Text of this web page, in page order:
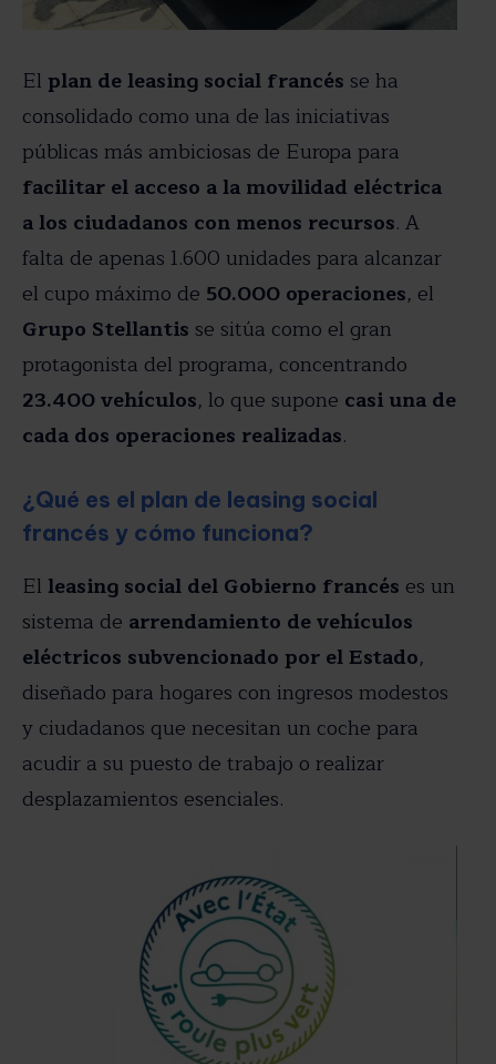
El plan de leasing social francés se ha
consolidado como una de las iniciativas
públicas más ambiciosas de Europa para
facilitar el acceso a la movilidad eléctrica
a los ciudadanos con menos recursos. A
falta de apenas 1.600 unidades para alcanzar
el cupo máximo de 50.000 operaciones, el
Grupo Stellantis se sitúa como el gran
protagonista del programa, concentrando
23.400 vehículos, lo que supone casi una de
cada dos operaciones realizadas.
¿Qué es el plan de leasing social
francés y cómo funciona?
El leasing social del Gobierno francés es un
sistema de arrendamiento de vehículos
eléctricos subvencionado por el Estado,
diseñado para hogares con ingresos modestos
y ciudadanos que necesitan un coche para
acudir a su puesto de trabajo o realizar
desplazamientos esenciales.